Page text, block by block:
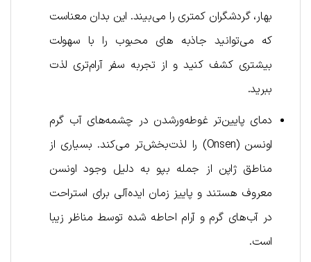
بهار، گردشگران کمتری را می‌بیند. این بدان معناست
که می‌توانید جاذبه های محبوب را با سهولت
بیشتری کشف کنید و از تجربه سفر آرام‌تری لذت
ببرید.
دمای پایین‌تر غوطه‌ورشدن در چشمه‌های آب گرم
اونسن (Onsen) را لذت‌بخش‌تر می‌کند. بسیاری از
مناطق ژاپن از جمله بپو به دلیل وجود اونسن
معروف هستند و پاییز زمان ایده‌آلی برای استراحت
در آب‌های گرم و آرام احاطه شده توسط مناظر زیبا
است.